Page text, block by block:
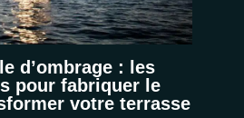
d’ombrage : les
pour fabriquer le
votre terrasse